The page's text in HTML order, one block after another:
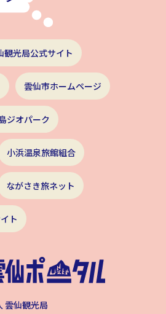
観光局公式サイト
雲仙市ホームページ
ジオパーク
小浜温泉旅館組合
ながさき旅ネット
ト
雲仙観光局